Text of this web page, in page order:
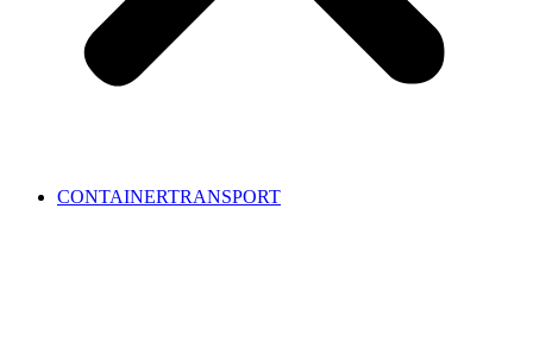
CONTAINERTRANSPORT